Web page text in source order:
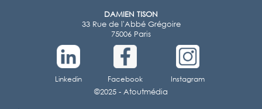
DAMIEN TISON
33 Rue de l'Abbé Grégoire
75006 Paris
Linkedin Facebook
Instagram
©2025 - Atoutmédia